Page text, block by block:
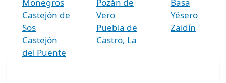
Monegros
Castejón de
Sos
Castejón
del Puente
Pozán de
Vero
Puebla de
Castro, La
Basa
Yésero
Zaidín